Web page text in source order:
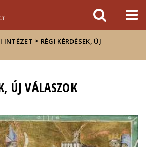
sajtóban
INTÉZET > RÉGI KÉRDÉSEK, ÚJ
ÚJ VÁLASZOK